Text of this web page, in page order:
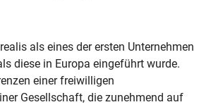
als eines der ersten Unternehmen
diese in Europa eingeführt wurde.
einer freiwilligen
Gesellschaft, die zunehmend auf